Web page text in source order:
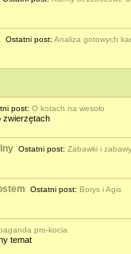
Ostatni post: Analiza gotowych
post: O kotach na wesoło
zwierzętach
Ostatni post: Zabawki i
Ostatni post: Borys i Agis
pro-kocia
temat